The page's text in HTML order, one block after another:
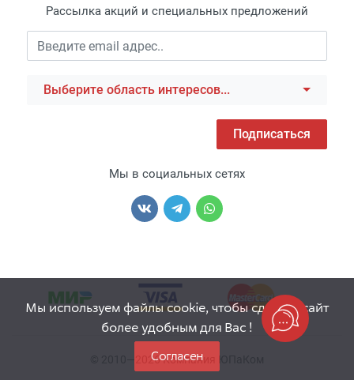
Рассылка акций и специальных предложений
Выберите область интересов...
Подписаться
Мы в социальных сетях
© 2010—2026 Компания ЮПаКом
Мы используем файлы cookie, чтобы сделать сайт
более удобным для Вас !
Согласен